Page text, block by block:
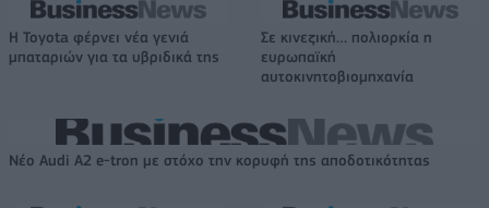
Η Toyota φέρνει νέα γενιά
μπαταριών για τα υβριδικά της
Σε κινεζική… πολιορκία η
ευρωπαϊκή
αυτοκινητοβιομηχανία
Νέο Audi A2 e-tron με στόχο την κορυφή της αποδοτικότητας